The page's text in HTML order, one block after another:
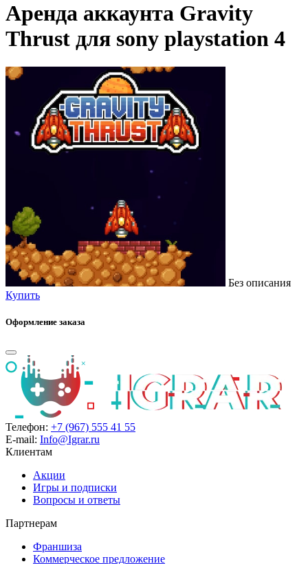
Аренда аккаунта Gravity
Thrust для sony playstation 4
Без описания
Купить
Оформление заказа
Телефон: +7 (967) 555 41 55
E-mail: Info@Igrar.ru
Клиентам
Акции
Игры и подписки
Вопросы и ответы
Партнерам
Франшиза
Коммерческое предложение